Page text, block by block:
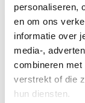
personaliseren,
en om ons
informatie over
media-,
combineren met
verstrekt of die
hun diensten.